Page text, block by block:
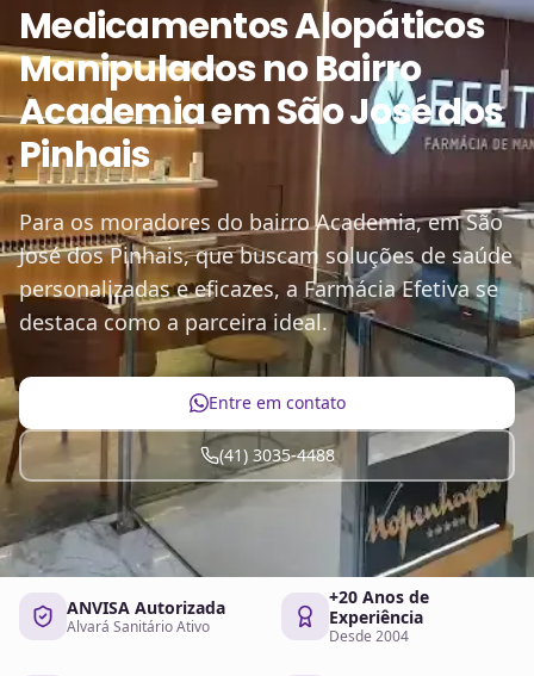
Medicamentos Alopáticos
ManipuladosnoBairro
Academia em São José dos
Pinhais
Para os moradores do bairro Academia, em São
José dos Pinhais, que buscam soluções de saúde
personalizadas e eficazes, a Farmácia Efetiva se
destaca como a parceira ideal.
Entre em contato
(41) 3035-4488
ANVISA Autorizada
Alvará Sanitário Ativo
+20 Anos de
Experiência
Desde 2004